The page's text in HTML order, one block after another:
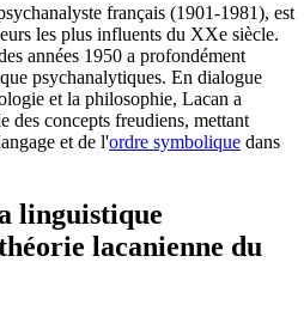
français (1901-1981), est
les plus influents du XXe siècle.
années 1950 a profondément
psychanalytiques. En dialogue
et la philosophie, Lacan a
des concepts freudiens, mettant
et de l'ordre symbolique dans
linguistique
lacanienne du